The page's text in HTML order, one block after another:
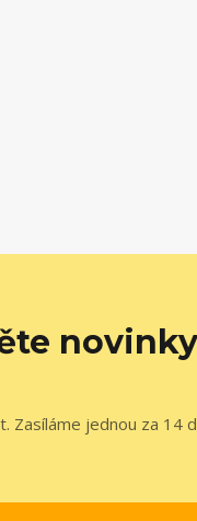
Zasíláme jednou za 14